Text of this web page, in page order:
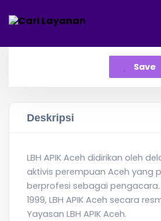
Save
Deskripsi
LBH APIK Aceh didirikan oleh
aktivis perempuan Aceh yang
berprofesi sebagai pengacara.
1999, LBH APIK Aceh secara
Yayasan LBH APIK Aceh.